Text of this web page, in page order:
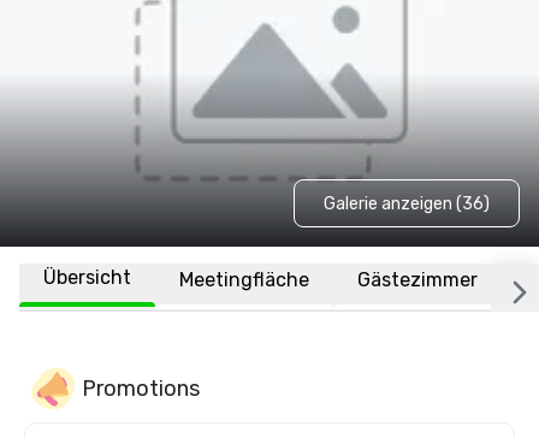
Galerie anzeigen (36)
Übersicht Meetingfläche Gästezimmer
Promotions